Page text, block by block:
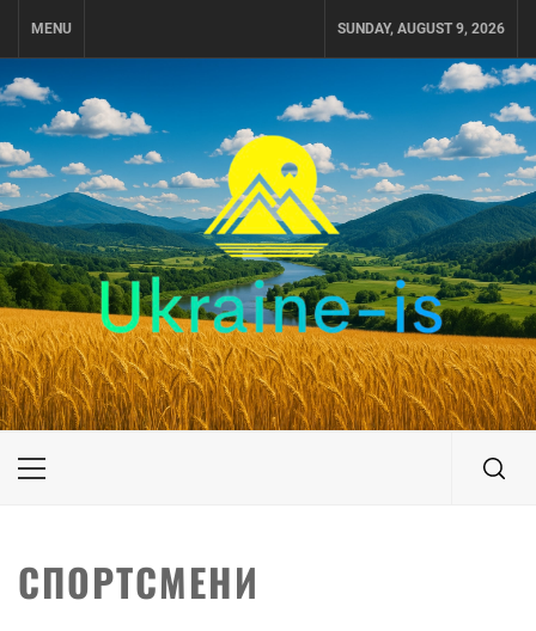
MENU SUNDAY, AUGUST 9, 2026
UKRAINE-IS
ПОДОРОЖI ПО УКРАЇНІ
Primary
СПОРТСМЕНИ